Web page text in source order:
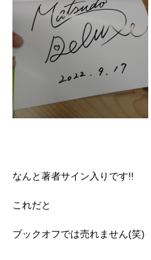
なんと著者サイン入りです!!
これだと
ブックオフでは売れません(笑)